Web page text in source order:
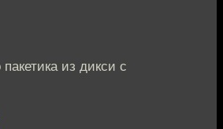
из дикси с